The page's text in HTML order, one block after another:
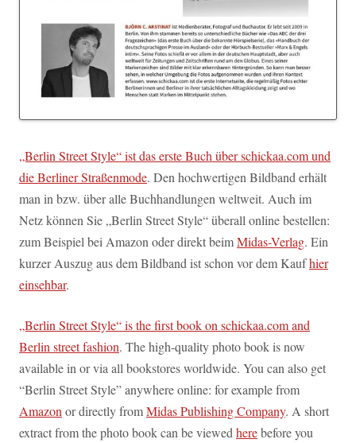
„Berlin Street Style“ ist das erste Buch über schickaa.com und
die Berliner Straßenmode. Den hochwertigen Bildband erhält
man in bzw. über alle Buchhandlungen weltweit. Auch im
Netz können Sie „Berlin Street Style“ überall online bestellen:
zum Beispiel bei Amazon oder direkt beimMidas-Verlag. Ein
kurzer Auszug aus dem Bildband ist schon vor dem Kaufhier
einsehbar.
„Berlin Street Style“ is the first book on schickaa.com and
Berlin street fashion. The high-quality photo book is now
available in or via all bookstores worldwide. You can also get
“Berlin Street Style” anywhere online: for example from
Amazon or directly fromMidas Publishing Company. A short
extract from the photo book can be viewed herebefore you